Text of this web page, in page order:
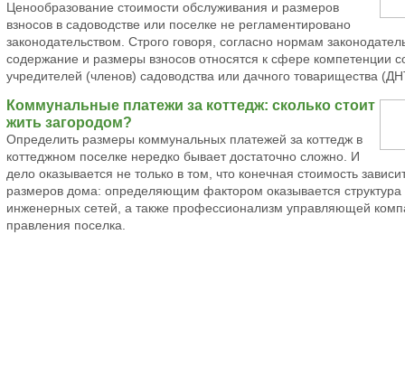
Ценообразование стоимости обслуживания и размеров
взносов в садоводстве или поселке не регламентировано
законодательством. Строго говоря, согласно нормам
содержание и размеры взносов относятся к сфере компетенции
учредителей (членов) садоводства или дачного товарищества
Коммунальные платежи за коттедж: сколько стоит
жить загородом?
Определить размеры коммунальных платежей за коттедж в
коттеджном поселке нередко бывает достаточно сложно. И
дело оказывается не только в том, что конечная стоимость
размеров дома: определяющим фактором оказывается структура
инженерных сетей, а также профессионализм управляющей
правления поселка.